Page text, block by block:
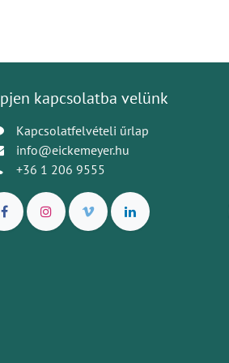
kapcsolatba velünk
Kapcsolatfelvételi űrlap
info@eickemeyer.hu
+36 1 206 9555